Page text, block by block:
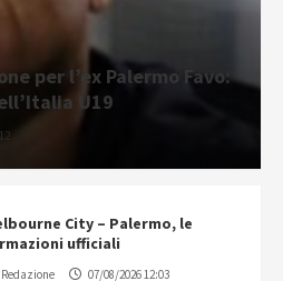
per l’ex Palermo Favo:
U19
City – Palermo, le
ufficiali
Redazione 07/08/2026 12:03